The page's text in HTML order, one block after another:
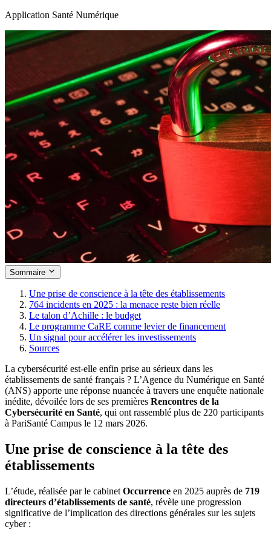
Application Santé Numérique
Sommaire
Une prise de conscience à la tête des établissements
764 incidents en 2025 : la menace reste bien réelle
Le talon d’Achille : le budget
Le programme CaRE comme levier de financement
Un signal pour accélérer les investissements
Sources
La cybersécurité est-elle enfin prise au sérieux dans les
établissements de santé français ? L’Agence du Numérique en Santé
(ANS) apporte une réponse nuancée à travers une enquête nationale
inédite, dévoilée lors de ses premières Rencontres de la
Cybersécurité en Santé, qui ont rassemblé plus de 220 participants
à PariSanté Campus le 12 mars 2026.
Une prise de conscience à la tête des
établissements
L’étude, réalisée par le cabinet Occurrence en 2025 auprès de 719
directeurs d’établissements de santé, révèle une progression
significative de l’implication des directions générales sur les sujets
cyber :